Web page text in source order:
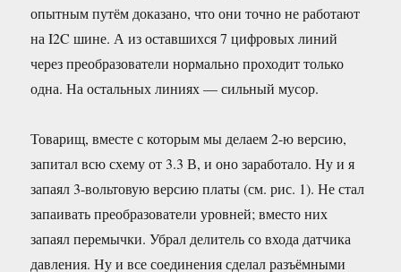
опытным путём доказано, что они точно не работают
на I2C шине. А из оставшихся 7 цифровых линий
через преобразователи нормально проходит только
одна. На остальных линиях — сильный мусор.
Товарищ, вместе с которым мы делаем 2-ю версию,
запитал всю схему от 3.3 В, и оно заработало. Ну и я
запаял 3-вольтовую версию платы (см. рис. 1). Не стал
запаивать преобразователи уровней; вместо них
запаял перемычки. Убрал делитель со входа датчика
давления. Ну и все соединения сделал разъёмными